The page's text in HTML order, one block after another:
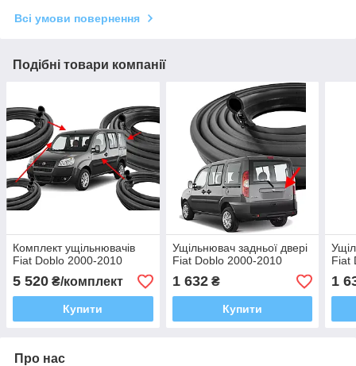
Всі умови повернення
Подібні товари компанії
Комплект ущільнювачів
Fiat Doblo 2000-2010
5 520 ₴/комплект
Купити
Ущільнювач задньої двері
Fiat Doblo 2000-2010
1 632₴
Купити
Fiat
1
Про нас